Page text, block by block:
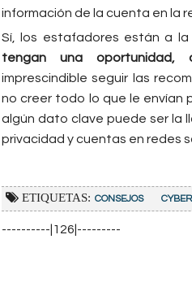
información de la cuenta en la
Sí, los estafadores están a
tengan una oportunidad,
imprescindible seguir las
no creer todo lo que le envían
algún dato clave puede ser la
privacidad y cuentas en redes
ETIQUETAS: CONSEJOS
----------|126|---------